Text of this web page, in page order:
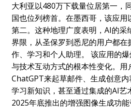
大利亚以480万下载量位居第一，
国也位列榜首。在墨西哥，该应用
第二。这种地理广度表明，AI的采
界限，从圣保罗到悉尼的用户都
作、学习和个人助理。 该应用的
与技术互动方式的根本性变化。用
ChatGPT来起草邮件、生成创意内
学习新知识，甚至通过集成的AI艺
2025年底推出的增强图像生成功